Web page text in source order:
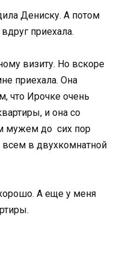
Дениску. А потом
приехала.
визиту. Но вскоре
приехала. Она
что Ирочке очень
и она со
мужем до сих пор
в двухкомнатной
А еще у меня